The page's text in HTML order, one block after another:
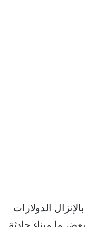
الدولارات
ما ميناء حادثة